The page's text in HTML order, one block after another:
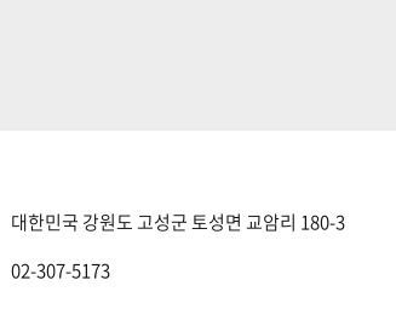
대한민국 강원도 고성군 토성면 교암리 180-3
02-307-5173